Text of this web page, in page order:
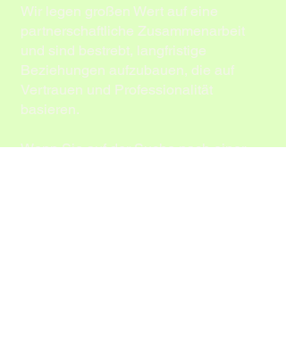
Wir legen großen Wert auf eine
partnerschaftliche Zusammenarbeit
und sind bestrebt, langfristige
Beziehungen aufzubauen, die auf
Vertrauen und Professionalität
basieren.
Wenn Sie auf der Suche nach einer